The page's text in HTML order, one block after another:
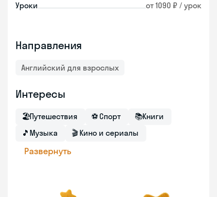
Уроки от 1090 ₽ / урок
Направления
Английский для взрослых
Интересы
🏖Путешествия ⚽ Спорт 📚Книги
🎵 Музыка 🎬 Кино и сериалы
Развернуть